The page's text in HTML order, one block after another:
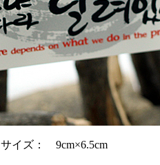
サイズ： 9cm×6.5cm